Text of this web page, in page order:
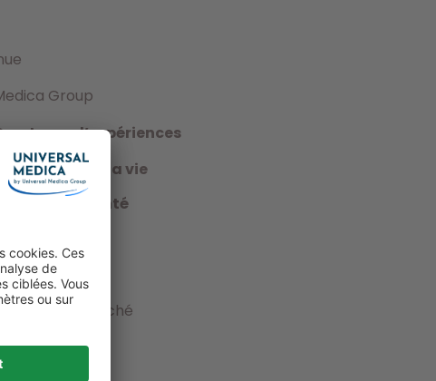
Group
retours d’expériences
sciences de la vie
de la santé
au marché